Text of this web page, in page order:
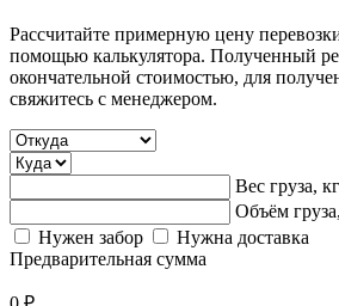
Рассчитайте примерную цену
помощью калькулятора. Полученный
окончательной стоимостью, для
свяжитесь с менеджером.
Вес груза,
Объём
Нужен забор
Нужна доставка
Предварительная сумма